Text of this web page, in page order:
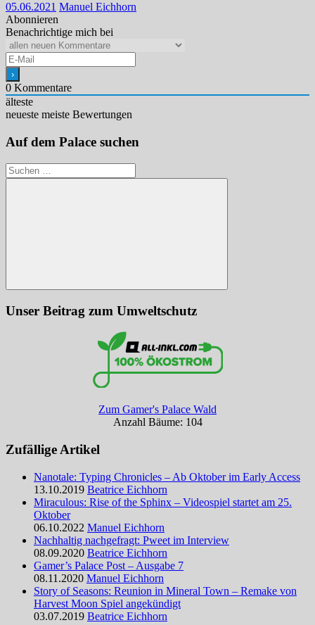
05.06.2021 Manuel Eichhorn
Abonnieren
Benachrichtige mich bei
0 Kommentare
älteste
neueste meiste Bewertungen
Auf dem Palace suchen
Suchen
nach:
Suchen
Unser Beitrag zum Umweltschutz
Zum Gamer's Palace Wald
Anzahl Bäume: 104
Zufällige Artikel
Nanotale: Typing Chronicles – Ab Oktober im Early Access
13.10.2019 Beatrice Eichhorn
Miraculous: Rise of the Sphinx – Videospiel startet am 25.
Oktober
06.10.2022 Manuel Eichhorn
Nachhaltig nachgefragt: Pweet im Interview
08.09.2020 Beatrice Eichhorn
Gamer’s Palace Post – Ausgabe 7
08.11.2020 Manuel Eichhorn
Story of Seasons: Reunion in Mineral Town – Remake von
Harvest Moon Spiel angekündigt
03.07.2019 Beatrice Eichhorn